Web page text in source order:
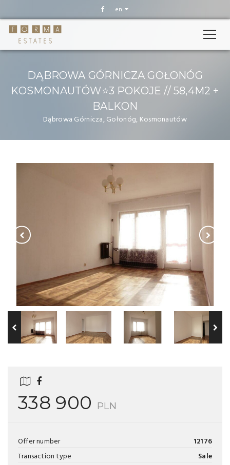
en
DĄBROWA GÓRNICZA GOŁONÓG
KOSMONAUTÓW⭐3 POKOJE // 58,4M2 +
BALKON
Dąbrowa Górnicza, Gołonóg, Kosmonautów
338 900 PLN
Offer number
12176
Transaction type
Sale